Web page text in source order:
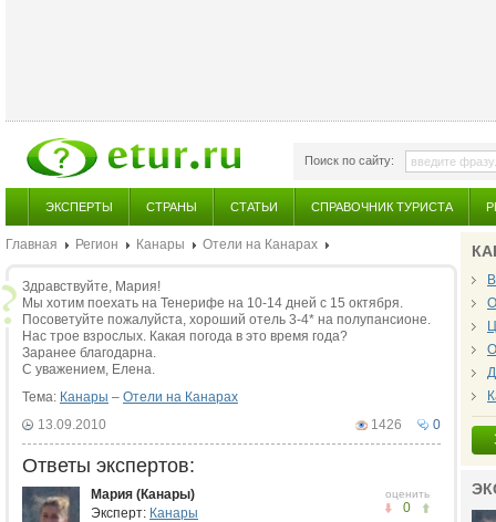
Поиск по сайту:
ЭКСПЕРТЫ СТРАНЫ СТАТЬИ СПРАВОЧНИК ТУРИСТА
Главная Регион Канары Отели на Канарах
Здравствуйте, Мария!
Мы хотим поехать на Тенерифе на 10-14 дней с 15 октября.
Посоветуйте пожалуйста, хороший отель 3-4* на полупансионе.
Нас трое взрослых. Какая погода в это время года?
Заранее благодарна.
С уважением, Елена.
Тема: Канары – Отели на Канарах
0
1426
13.09.2010
Ответы экспертов:
оценить
0
Мария (Канары)
Эксперт: Канары